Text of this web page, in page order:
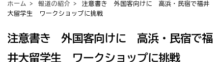
ホーム > 報道の紹介 > 注意書き 外国客向けに 高浜・民宿で福井
大留学生 ワークショップに挑戦
注意書き 外国客向けに 高浜・民宿で福
井大留学生 ワークショップに挑戦